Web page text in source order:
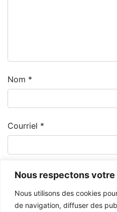
Nous respectons
Nous utilisons des cookies
de navigation, diffuser des
Nom *
Courriel *